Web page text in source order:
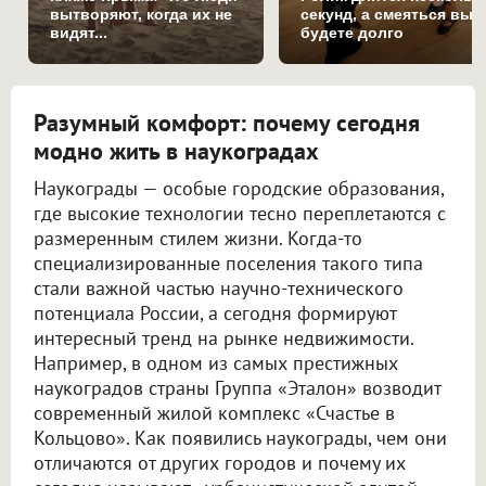
вытворяют, когда их не
видят...
секунд, а смеяться вы
будете долго
Разумный комфорт: почему сегодня
модно жить в наукоградах
Наукограды — особые городские образования,
где высокие технологии тесно переплетаются с
размеренным стилем жизни. Когда-то
специализированные поселения такого типа
стали важной частью научно-технического
потенциала России, а сегодня формируют
интересный тренд на рынке недвижимости.
Например, в одном из самых престижных
наукоградов страны Группа «Эталон» возводит
современный жилой комплекс «Счастье в
Кольцово». Как появились наукограды, чем они
отличаются от других городов и почему их